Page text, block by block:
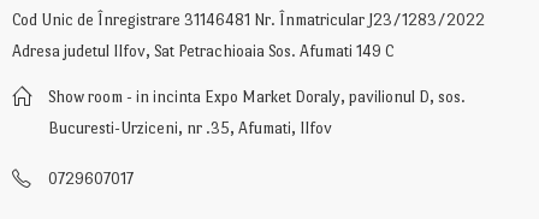
Cod Unic de Înregistrare 31146481 Nr. Înmatricular J23/1283/2022
Adresa judetul Ilfov, Sat Petrachioaia Sos. Afumati 149 C
Show room - in incinta Expo Market Doraly, pavilionul D, sos.
Bucuresti-Urziceni, nr .35, Afumati, Ilfov
0729607017